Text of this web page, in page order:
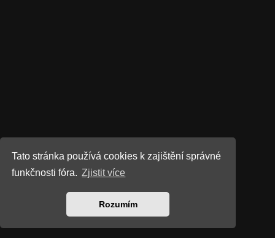
Tato stránka používá cookies k zajištění správné
funkčnosti fóra. Zjistit více
Rozumím